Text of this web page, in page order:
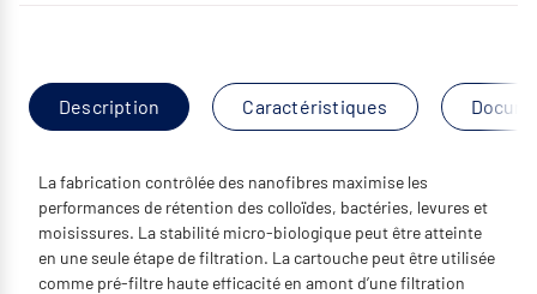
Description Caractéristiques
La fabrication contrôlée des nanofibres maximise les
performances de rétention des colloïdes, bactéries, levures et
moisissures. La stabilité micro-biologique peut être atteinte
en une seule étape de filtration. La cartouche peut être utilisée
comme pré-filtre haute efficacité en amont d’une filtration